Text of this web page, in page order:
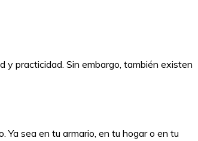
y practicidad. Sin embargo, también existen
sea en tu armario, en tu hogar o en tu